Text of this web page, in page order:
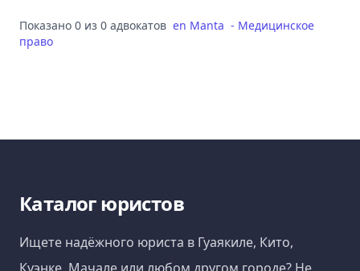
Показано 0 из 0 адвокатов en Manta - Медицинское
право
Каталог юристов
Ищете надёжного юриста в Гуаякиле, Кито,